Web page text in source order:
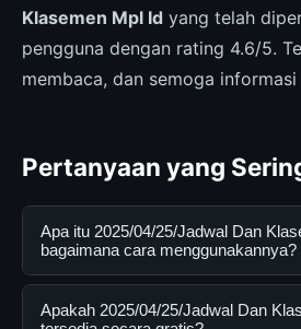
Klasemen Mpl Id yang telah
pengguna dengan rating 4.6/5.
membaca, dan semoga
Pertanyaan yang
Apa itu 2025/04/25/Jadwal Dan
bagaimana cara menggunakannya?
2025/04/25/Jadwal Dan Klasemen
Apakah 2025/04/25/Jadwal Dan